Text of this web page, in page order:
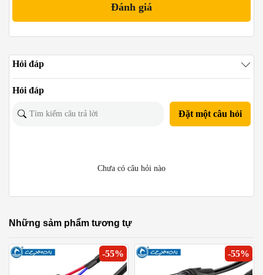
Hỏi đáp
Hỏi đáp
Đặt một câu hỏi
Chưa có câu hỏi nào
Những sảm phẩm tương tự
-55% -55%